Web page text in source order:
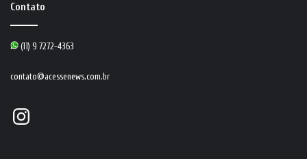
Contato
(11) 9 7272-4363
contato@acessenews.com.br
Instagram